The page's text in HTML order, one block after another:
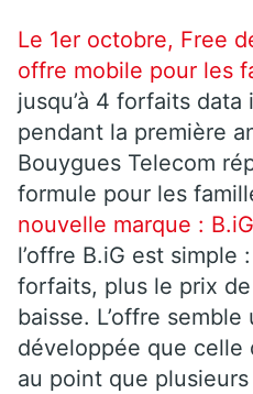
Le 1er octobre, Free
offre mobile pour les
jusqu’à 4 forfaits
pendant la première
Bouygues Telecom
formule pour les
nouvelle marque : B.iG
l’offre B.iG est
forfaits, plus le prix
baisse. L’offre
développée que celle
au point que